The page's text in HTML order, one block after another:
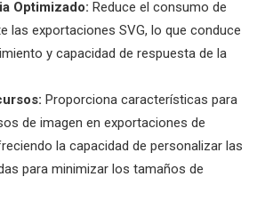
Optimizado: Reduce el consumo de
las exportaciones SVG, lo que conduce
y capacidad de respuesta de la
Proporciona características para
de imagen en exportaciones de
la capacidad de personalizar las
para minimizar los tamaños de